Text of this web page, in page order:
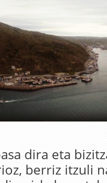
dira eta
berriz itzuli